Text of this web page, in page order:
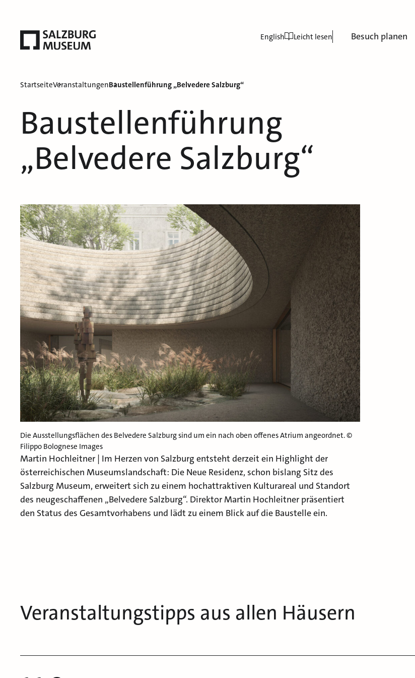
Besuch planen
English Leicht lesen
StartseiteVeranstaltungenBaustellenführung „Belvedere Salzburg“
Baustellenführung
„Belvedere Salzburg“
Die Ausstellungsflächen des Belvedere Salzburg sind um ein nach oben offenes Atrium angeordnet. ©
Filippo Bolognese Images
Martin Hochleitner | Im Herzen von Salzburg entsteht derzeit ein Highlight der
österreichischen Museumslandschaft: Die Neue Residenz, schon bislang Sitz des
Salzburg Museum, erweitert sich zu einem hochattraktiven Kulturareal und Standort
des neugeschaffenen „Belvedere Salzburg“. Direktor Martin Hochleitner präsentiert
den Status des Gesamtvorhabens und lädt zu einem Blick auf die Baustelle ein.
Veranstaltungstipps aus allen Häusern